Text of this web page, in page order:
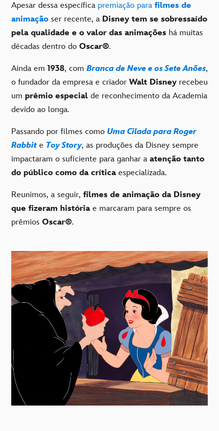
Apesar dessa específica premiação para filmes de
animação ser recente, a Disney tem se sobressaído
pela qualidade e o valor das animações há muitas
décadas dentro do Oscar®.
Ainda em 1938, com Branca de Neve e os Sete Anões,
o fundador da empresa e criador Walt Disney recebeu
um prêmio especial de reconhecimento da Academia
devido ao longa.
Passando por filmes como Uma Cilada para Roger
Rabbite Toy Story, as produções da Disney sempre
impactaram o suficiente para ganhar a atenção tanto
do público como da críticaespecializada.
Reunimos, a seguir, filmes de animação da Disney
que fizeram históriae marcaram para sempre os
prêmios Oscar®.